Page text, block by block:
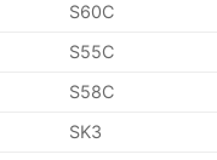
S60C
S55C
S58C
SK3